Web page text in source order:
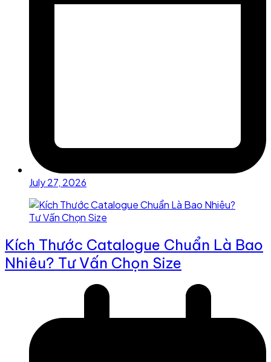
July 27, 2026
Kích Thước Catalogue Chuẩn Là Bao
Nhiêu? Tư Vấn Chọn Size